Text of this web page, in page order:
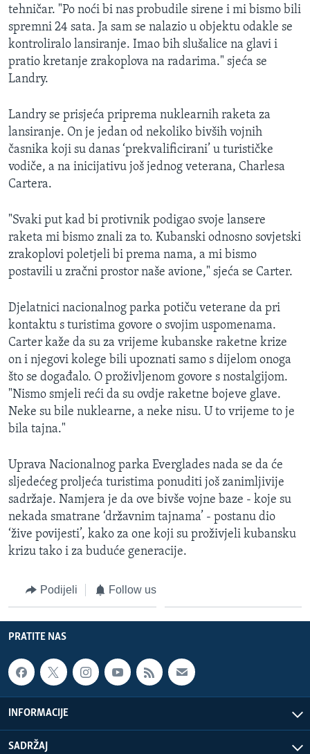
tehničar. "Po noći bi nas probudile sirene i mi bismo bili
spremni 24 sata. Ja sam se nalazio u objektu odakle se
kontroliralo lansiranje. Imao bih slušalice na glavi i
pratio kretanje zrakoplova na radarima." sjeća se
Landry.
Landry se prisjeća priprema nuklearnih raketa za
lansiranje. On je jedan od nekoliko bivših vojnih
časnika koji su danas ‘prekvalificirani’ u turističke
vodiče, a na inicijativu još jednog veterana, Charlesa
Cartera.
"Svaki put kad bi protivnik podigao svoje lansere
raketa mi bismo znali za to. Kubanski odnosno sovjetski
zrakoplovi poletjeli bi prema nama, a mi bismo
postavili u zračni prostor naše avione," sjeća se Carter.
Djelatnici nacionalnog parka potiču veterane da pri
kontaktu s turistima govore o svojim uspomenama.
Carter kaže da su za vrijeme kubanske raketne krize
on i njegovi kolege bili upoznati samo s dijelom onoga
što se događalo. O proživljenom govore s nostalgijom.
"Nismo smjeli reći da su ovdje raketne bojeve glave.
Neke su bile nuklearne, a neke nisu. U to vrijeme to je
bila tajna."
Uprava Nacionalnog parka Everglades nada se da će
sljedećeg proljeća turistima ponuditi još zanimljivije
sadržaje. Namjera je da ove bivše vojne baze - koje su
nekada smatrane ‘državnim tajnama’ - postanu dio
‘žive povijesti’, kako za one koji su proživjeli kubansku
krizu tako i za buduće generacije.
Podijeli Follow us
PRATITE NAS
INFORMACIJE
SADRŽAJ